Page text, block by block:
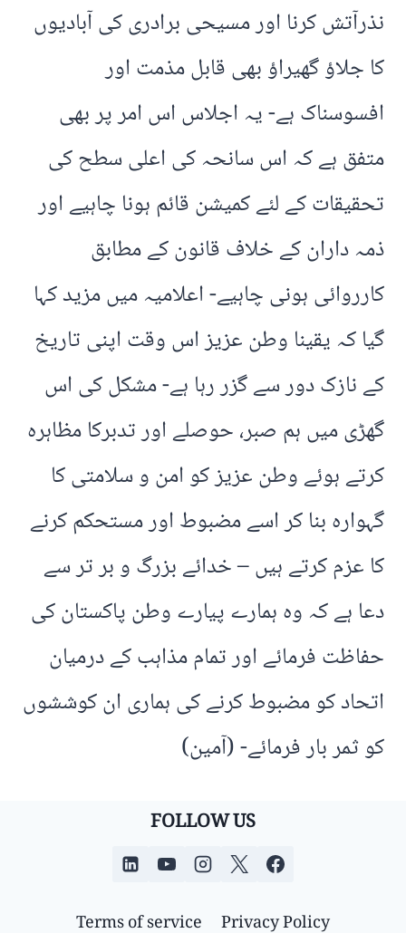
نذرآتش کرنا اور مسیحی برادری کی آبادیوں
کا جلاؤ گھیراؤ بھی قابل مذمت اور
افسوسناک ہے- یہ اجلاس اس امر پر بھی
متفق ہے کہ اس سانحہ کی اعلی سطح کی
تحقیقات کے لئے کمیشن قائم ہونا چاہیے اور
ذمہ داران کے خلاف قانون کے مطابق
کارروائی ہونی چاہیے- اعلامیہ میں مزید کہا
گیا کہ یقینا وطن عزیز اس وقت اپنی تاریخ
کے نازک دور سے گزر رہا ہے- مشکل کی اس
گھڑی میں ہم صبر، حوصلے اور تدبرکا مظاہرہ
کرتے ہوئے وطن عزیز کو امن و سلامتی کا
گہوارہ بنا کر اسے مضبوط اور مستحکم کرنے
کا عزم کرتے ہیں – خدائے بزرگ و بر تر سے
دعا ہے کہ وہ ہمارے پیارے وطن پاکستان کی
حفاظت فرمائے اور تمام مذاہب کے درمیان
اتحاد کو مضبوط کرنے کی ہماری ان کوششوں
کو ثمر بار فرمائے- (آمین)
FOLLOW US
Privacy Policy
Terms of service